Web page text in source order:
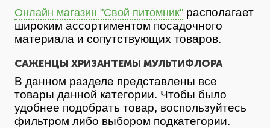
Онлайн магазин "Свой питомник" располагает
широким ассортиментом посадочного
материала и сопутствующих товаров.
САЖЕНЦЫ ХРИЗАНТЕМЫ МУЛЬТИФЛОРА
В данном разделе представлены все
товары данной категории. Чтобы было
удобнее подобрать товар, воспользуйтесь
фильтром либо выбором подкатегории.